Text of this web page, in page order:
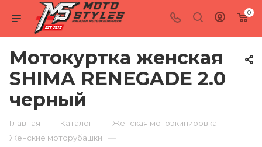
0
Мотокуртка женская
SHIMA RENEGADE 2.0
черный
Главная — Каталог — Женская мотоэкипировка —
Женские моторубашки —